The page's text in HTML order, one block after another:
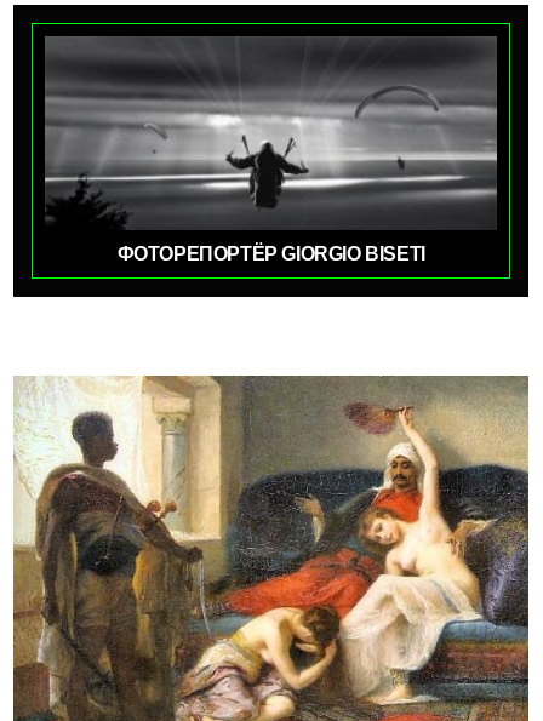
ФОТОРЕПОРТЁР GIORGIO BISETI